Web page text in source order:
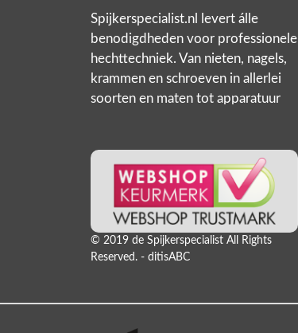
Spijkerspecialist.nl levert álle
benodigdheden voor professionele
hechttechniek. Van nieten, nagels,
krammen en schroeven in allerlei
soorten en maten tot apparatuur
producten,
© 2019 de Spijkerspecialist All Rights
Reserved. - ditisABC